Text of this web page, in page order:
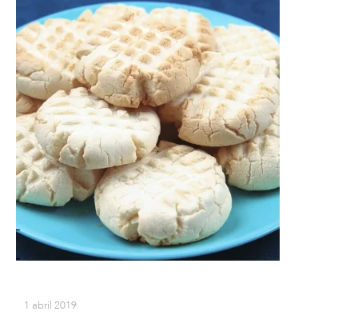
1 abril 2019